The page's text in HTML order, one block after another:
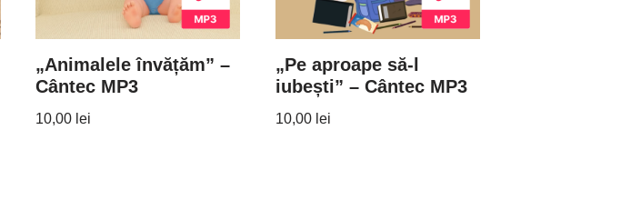
„Animalele învățăm” –
Cântec MP3
10,00 lei
„Pe aproape să-l
iubești” – Cântec MP3
10,00 lei